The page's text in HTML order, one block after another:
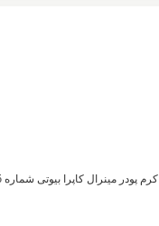
کرم پودر مینرال کاپرا بیوتی شماره 405